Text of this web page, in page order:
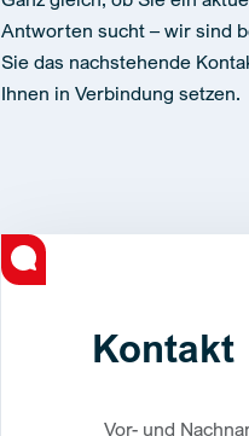
Antworten sucht – wir sind
Sie das nachstehende
Ihnen in Verbindung setzen.
Kontakt